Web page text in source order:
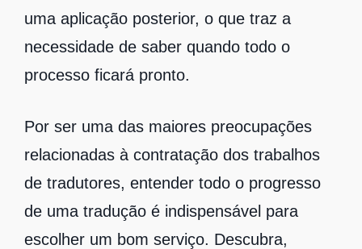
uma aplicação posterior, o que traz a
necessidade de saber quando todo o
processo ficará pronto.
Por ser uma das maiores preocupações
relacionadas à contratação dos trabalhos
de tradutores, entender todo o progresso
de uma tradução é indispensável para
escolher um bom serviço. Descubra,